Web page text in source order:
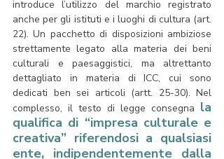
introduce l’utilizzo del marchio registrato
anche per gli istituti e i luoghi di cultura (art.
22). Un pacchetto di disposizioni ambiziose
strettamente legato alla materia dei beni
culturali e paesaggistici, ma altrettanto
dettagliato in materia di ICC, cui sono
dedicati ben sei articoli (artt. 25-30). Nel
complesso, il testo di legge consegna la
qualifica di “impresa culturale e
creativa” riferendosi a qualsiasi
ente, indipendentemente dalla